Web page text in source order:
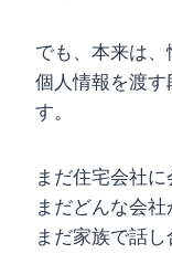
でも、本来は、
個人情報を渡
す。
まだ住宅会社に
まだどんな会社
まだ家族で話し